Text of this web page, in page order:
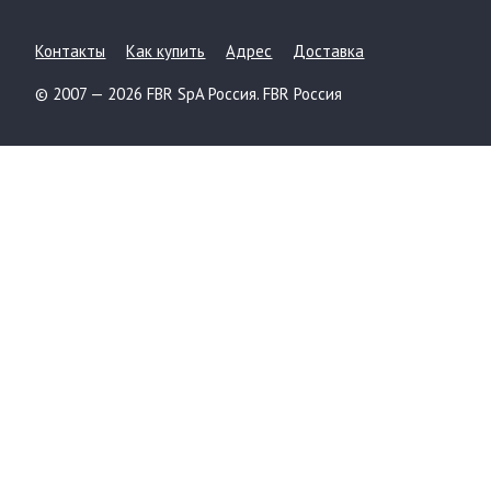
Контакты Как купить Адрес Доставка
© 2007 — 2026 FBR SpA Россия. FBR Россия